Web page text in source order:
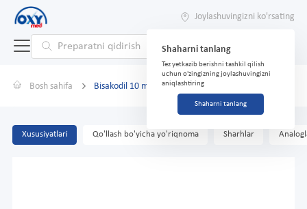
Joylashuvingizni ko'rsating
Shaharni tanlang
Tez yetkazib berishni tashkil qilish
uchun o'zingizning joylashuvingizni
aniqlashtiring
Shaharni tanlang
Bosh sahifa Bisakodil 10 mg №10 rektal supozitoriyalar
Xususiyatlari Qo'llash bo'yicha yo'riqnoma Sharhlar